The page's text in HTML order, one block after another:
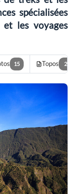
spécialisées
les voyages
15 Topos 2